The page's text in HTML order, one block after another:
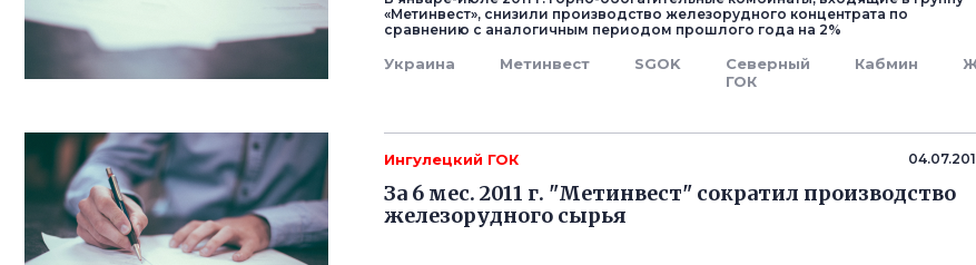
«Метинвест», снизили производство железорудного концентрата по
сравнению с аналогичным периодом прошлого года на 2%
Украина Метинвест SGOK
Северный
ГОК
Кабмин
Ингулецкий ГОК
За 6 мес. 2011 г. "Метинвест" сократил производство
железорудного сырья